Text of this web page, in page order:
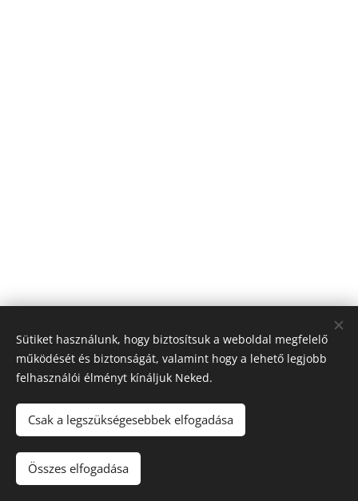
© 2026 Nagyfólia Kft. Minden jog fenntartva
Sütik
Sütiket használunk, hogy biztosítsuk a weboldal megfelelő
működését és biztonságát, valamint hogy a lehető legjobb
felhasználói élményt kínáljuk Neked.
Csak a legszükségesebbek elfogadása
Összes elfogadása